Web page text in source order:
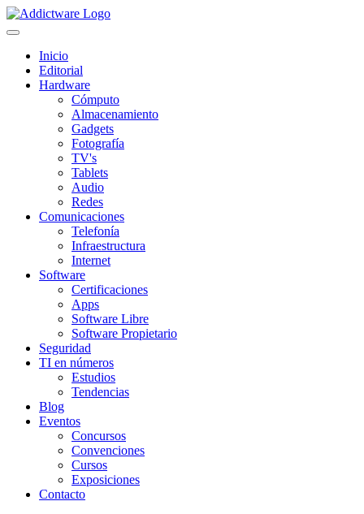
Inicio
Editorial
Hardware
Cómputo
Almacenamiento
Gadgets
Fotografía
TV's
Tablets
Audio
Redes
Comunicaciones
Telefonía
Infraestructura
Internet
Software
Certificaciones
Apps
Software Libre
Software Propietario
Seguridad
TI en números
Estudios
Tendencias
Blog
Eventos
Concursos
Convenciones
Cursos
Exposiciones
Contacto